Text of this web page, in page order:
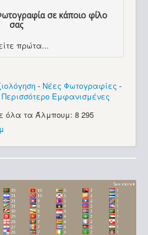
σε κάποιο φίλο
σας
πρώτα...
- Νέες Φωτογραφίες -
Περισσότερο Εμφανισμένες
όλα τα Άλμπουμ: 8 295